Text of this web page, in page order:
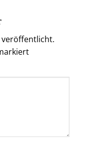
veröffentlicht.